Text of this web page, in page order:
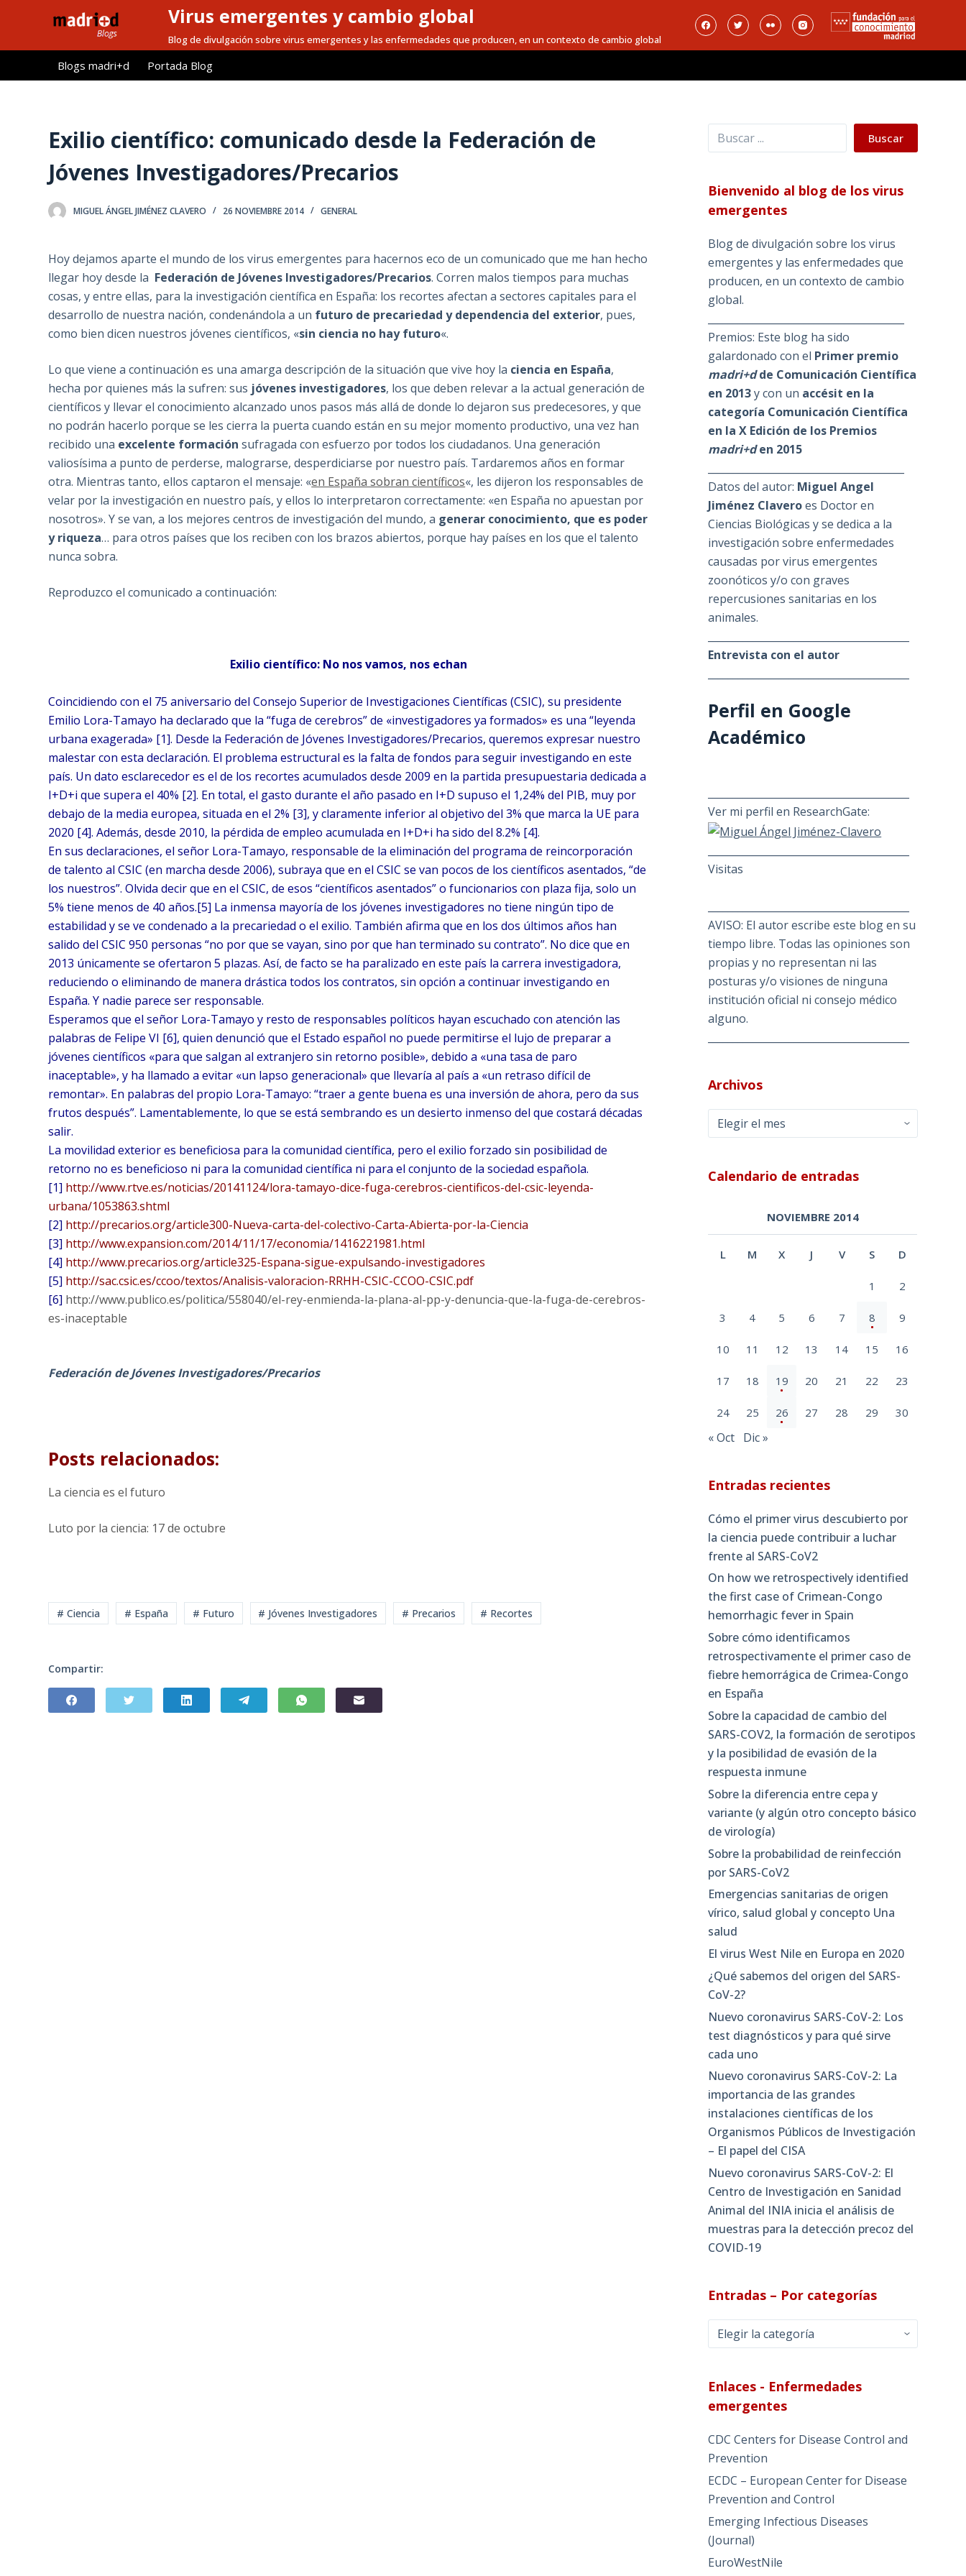
l
Virus emergentes y cambio global
Blog de divulgación sobre virus emergentes y las enfermedades que producen, en un contexto de cambio global
Blogs madri+d Portada Blog
Exilio científico: comunicado desde la Federación de
Jóvenes Investigadores/Precarios
MIGUEL ÁNGEL JIMÉNEZ CLAVERO 26 NOVIEMBRE 2014 GENERAL
Hoy dejamos aparte el mundo de los virus emergentes para hacernos eco de un comunicado que me han hecho
llegar hoy desde la Federación de Jóvenes Investigadores/Precarios. Corren malos tiempos para muchas
cosas, y entre ellas, para la investigación científica en España: los recortes afectan a sectores capitales para el
desarrollo de nuestra nación, condenándola a un futuro de precariedad y dependencia del exterior, pues,
como bien dicen nuestros jóvenes científicos, «sin ciencia no hay futuro«.
Lo que viene a continuación es una amarga descripción de la situación que vive hoy la ciencia en España,
hecha por quienes más la sufren: sus jóvenes investigadores, los que deben relevar a la actual generación de
científicos y llevar el conocimiento alcanzado unos pasos más allá de donde lo dejaron sus predecesores, y que
no podrán hacerlo porque se les cierra la puerta cuando están en su mejor momento productivo, una vez han
recibido una excelente formación sufragada con esfuerzo por todos los ciudadanos. Una generación
valiosísima a punto de perderse, malograrse, desperdiciarse por nuestro país. Tardaremos años en formar
otra. Mientras tanto, ellos captaron el mensaje: «en España sobran científicos«, les dijeron los responsables de
velar por la investigación en nuestro país, y ellos lo interpretaron correctamente: «en España no apuestan por
nosotros». Y se van, a los mejores centros de investigación del mundo, a generar conocimiento, que es poder
y riqueza… para otros países que los reciben con los brazos abiertos, porque hay países en los que el talento
nunca sobra.
Reproduzco el comunicado a continuación:
Exilio científico: No nos vamos, nos echan
Coincidiendo con el 75 aniversario del Consejo Superior de Investigaciones Científicas (CSIC), su presidente
Emilio Lora-Tamayo ha declarado que la “fuga de cerebros” de «investigadores ya formados» es una “leyenda
urbana exagerada» [1]. Desde la Federación de Jóvenes Investigadores/Precarios, queremos expresar nuestro
malestar con esta declaración. El problema estructural es la falta de fondos para seguir investigando en este
país. Un dato esclarecedor es el de los recortes acumulados desde 2009 en la partida presupuestaria dedicada a
I+D+i que supera el 40% [2]. En total, el gasto durante el año pasado en I+D supuso el 1,24% del PIB, muy por
debajo de la media europea, situada en el 2% [3], y claramente inferior al objetivo del 3% que marca la UE para
2020 [4]. Además, desde 2010, la pérdida de empleo acumulada en I+D+i ha sido del 8.2% [4].
En sus declaraciones, el señor Lora-Tamayo, responsable de la eliminación del programa de reincorporación
de talento al CSIC (en marcha desde 2006), subraya que en el CSIC se van pocos de los científicos asentados, “de
los nuestros”. Olvida decir que en el CSIC, de esos “científicos asentados” o funcionarios con plaza fija, solo un
5% tiene menos de 40 años.[5] La inmensa mayoría de los jóvenes investigadores no tiene ningún tipo de
estabilidad y se ve condenado a la precariedad o el exilio. También afirma que en los dos últimos años han
salido del CSIC 950 personas “no por que se vayan, sino por que han terminado su contrato”. No dice que en
2013 únicamente se ofertaron 5 plazas. Así, de facto se ha paralizado en este país la carrera investigadora,
reduciendo o eliminando de manera drástica todos los contratos, sin opción a continuar investigando en
España. Y nadie parece ser responsable.
Esperamos que el señor Lora-Tamayo y resto de responsables políticos hayan escuchado con atención las
palabras de Felipe VI [6], quien denunció que el Estado español no puede permitirse el lujo de preparar a
jóvenes científicos «para que salgan al extranjero sin retorno posible», debido a «una tasa de paro
inaceptable», y ha llamado a evitar «un lapso generacional» que llevaría al país a «un retraso difícil de
remontar». En palabras del propio Lora-Tamayo: “traer a gente buena es una inversión de ahora, pero da sus
frutos después”. Lamentablemente, lo que se está sembrando es un desierto inmenso del que costará décadas
salir.
La movilidad exterior es beneficiosa para la comunidad científica, pero el exilio forzado sin posibilidad de
retorno no es beneficioso ni para la comunidad científica ni para el conjunto de la sociedad española.
[1] http://www.rtve.es/noticias/20141124/lora-tamayo-dice-fuga-cerebros-cientificos-del-csic-leyenda-
urbana/1053863.shtml
[2] http://precarios.org/article300-Nueva-carta-del-colectivo-Carta-Abierta-por-la-Ciencia
[3] http://www.expansion.com/2014/11/17/economia/1416221981.html
[4] http://www.precarios.org/article325-Espana-sigue-expulsando-investigadores
[5] http://sac.csic.es/ccoo/textos/Analisis-valoracion-RRHH-CSIC-CCOO-CSIC.pdf
[6] ‪http://www.publico.es/politica/558040/el-rey-enmienda-la-plana-al-pp-y-denuncia-que-la-fuga-de-cerebros-
es-inaceptable
Federación de Jóvenes Investigadores/Precarios
Posts relacionados:
La ciencia es el futuro
Luto por la ciencia: 17 de octubre
# Ciencia # España # Futuro # Jóvenes Investigadores # Precarios # Recortes
Compartir:
Buscar Buscar
Bienvenido al blog de los virus
emergentes
Blog de divulgación sobre los virus
emergentes y las enfermedades que
producen, en un contexto de cambio
global.
Premios: Este blog ha sido
galardonado con el Primer premio
madri+dde Comunicación Científica
en 2013y con un accésit en la
categoría Comunicación Científica
en la X Edición de los Premios
madri+den 2015
Datos del autor: Miguel Angel
Jiménez Claveroes Doctor en
Ciencias Biológicas y se dedica a la
investigación sobre enfermedades
causadas por virus emergentes
zoonóticos y/o con graves
repercusiones sanitarias en los
animales.
Entrevista con el autor
Perfil en Google
Académico
Ver mi perfil en ResearchGate:
Visitas
AVISO: El autor escribe este blog en su
tiempo libre. Todas las opiniones son
propias y no representan ni las
posturas y/o visiones de ninguna
institución oficial ni consejo médico
alguno.
Archivos
Archivos
Calendario de entradas
NOVIEMBRE 2014
L M X J V S D
1 2
3 4 5 6 7 8 9
10 11 12 13 14 15 16
17 18 19 20 21 22 23
24 25 26 27 28 29 30
« Oct Dic »
Entradas recientes
Cómo el primer virus descubierto por
la ciencia puede contribuir a luchar
frente al SARS-CoV2
On how we retrospectively identified
the first case of Crimean-Congo
hemorrhagic fever in Spain
Sobre cómo identificamos
retrospectivamente el primer caso de
fiebre hemorrágica de Crimea-Congo
en España
Sobre la capacidad de cambio del
SARS-COV2, la formación de serotipos
y la posibilidad de evasión de la
respuesta inmune
Sobre la diferencia entre cepa y
variante (y algún otro concepto básico
de virología)
Sobre la probabilidad de reinfección
por SARS-CoV2
Emergencias sanitarias de origen
vírico, salud global y concepto Una
salud
El virus West Nile en Europa en 2020
¿Qué sabemos del origen del SARS-
CoV-2?
Nuevo coronavirus SARS-CoV-2: Los
test diagnósticos y para qué sirve
cada uno
Nuevo coronavirus SARS-CoV-2: La
importancia de las grandes
instalaciones científicas de los
Organismos Públicos de Investigación
– El papel del CISA
Nuevo coronavirus SARS-CoV-2: El
Centro de Investigación en Sanidad
Animal del INIA inicia el análisis de
muestras para la detección precoz del
COVID-19
Entradas – Por categorías
Entradas
–
categorías
Enlaces - Enfermedades
emergentes
CDC Centers for Disease Control and
Prevention
ECDC – European Center for Disease
Prevention and Control
Emerging Infectious Diseases
(Journal)
EuroWestNile